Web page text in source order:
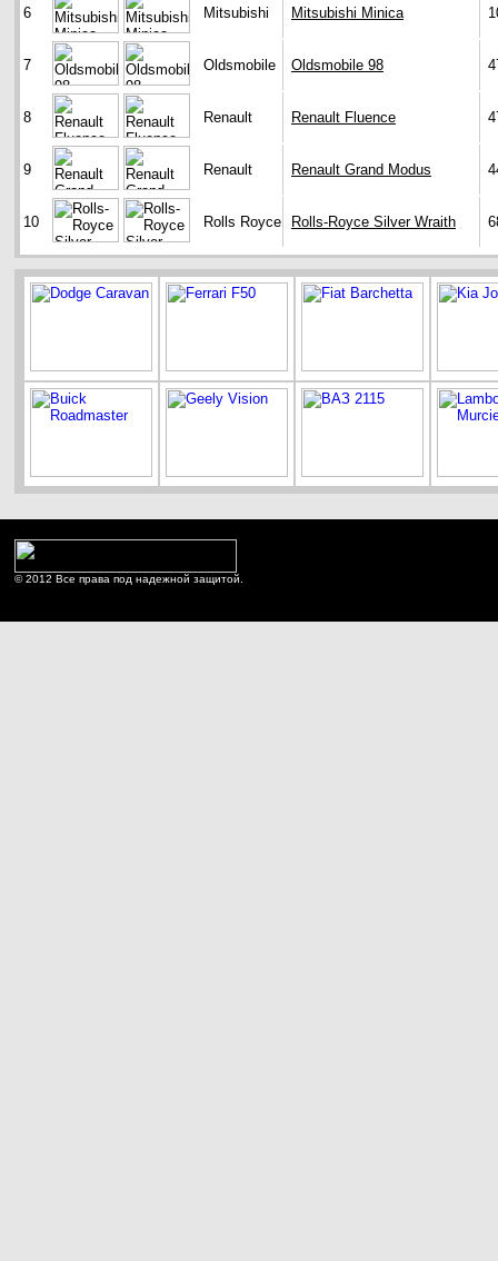
6 Mitsubishi Mitsubishi Minica
7 Oldsmobile Oldsmobile 98
8 Renault Renault Fluence
9 Renault Renault Grand Modus
10 Rolls Royce Rolls-Royce Silver Wraith
© 2012 Все права под надежной защитой.